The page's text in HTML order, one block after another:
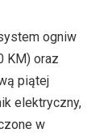
ogniw
KM) oraz
piątej
elektryczny,
w